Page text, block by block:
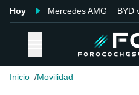
Hoy Mercedes AMG BYD
Inicio Movilidad